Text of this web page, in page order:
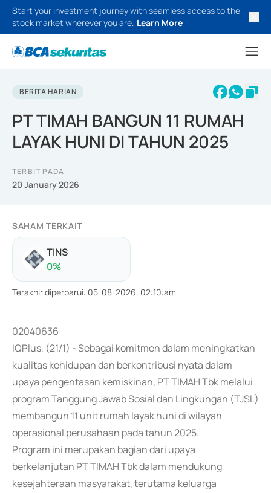
Start your investment journey with seamless access to the
stock market wherever you are. Learn More
BERITA HARIAN
PT TIMAH BANGUN 11 RUMAH
LAYAK HUNI DI TAHUN 2025
TERBIT PADA
20 January 2026
SAHAM TERKAIT
TINS
0%
Terakhir diperbarui: 05-08-2026, 02:10:am
02040636
IQPlus, (21/1) - Sebagai komitmen dalam meningkatkan
kualitas kehidupan dan berkontribusi nyata dalam
upaya pengentasan kemiskinan, PT TIMAH Tbk melalui
program Tanggung Jawab Sosial dan Lingkungan (TJSL)
membangun 11 unit rumah layak huni di wilayah
operasional perusahaan pada tahun 2025.
Program ini merupakan bagian dari upaya
berkelanjutan PT TIMAH Tbk dalam mendukung
kesejahteraan masyarakat, terutama keluarga